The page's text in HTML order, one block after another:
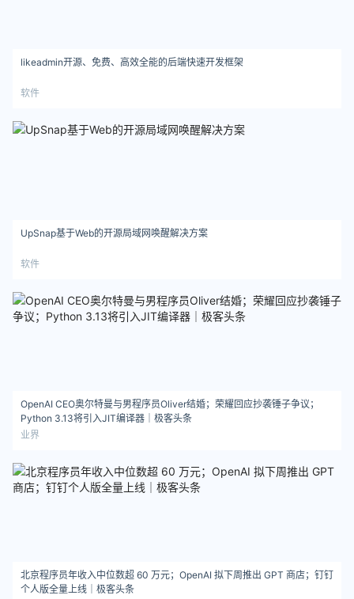
likeadmin开源、免费、高效全能的后端快速开发框架
软件
UpSnap基于Web的开源局域网唤醒解决方案
软件
OpenAI CEO奥尔特曼与男程序员Oliver结婚；荣耀回应抄袭锤子争议；
Python 3.13将引入JIT编译器｜极客头条
业界
北京程序员年收入中位数超 60 万元；OpenAI 拟下周推出 GPT 商店；钉钉
个人版全量上线｜极客头条